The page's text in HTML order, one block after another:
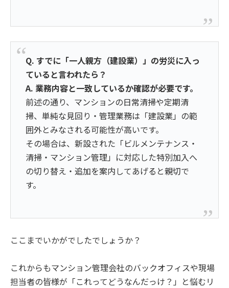
Q. すでに「一人親方（建設業）」の労災に入っ
ていると言われたら？
A. 業務内容と一致しているか確認が必要です。
前述の通り、マンションの日常清掃や定期清
掃、単純な見回り・管理業務は「建設業」の範
囲外とみなされる可能性が高いです。
その場合は、新設された「ビルメンテナンス・
清掃・マンション管理」に対応した特別加入へ
の切り替え・追加を案内してあげると親切で
す。
ここまでいかがでしたでしょうか？
これからもマンション管理会社のバックオフィスや現場
担当者の皆様が「これってどうなんだっけ？」と悩むリ